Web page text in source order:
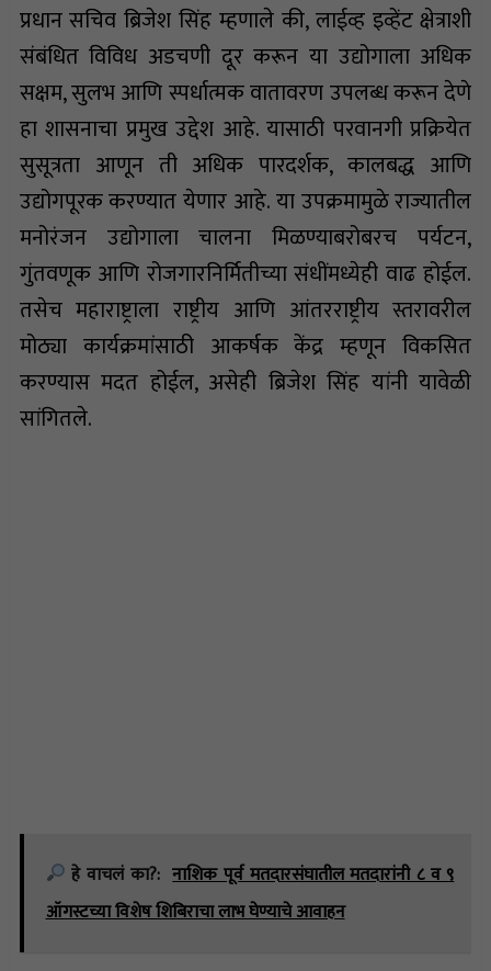
प्रधान सचिव ब्रिजेश सिंह म्हणाले की, लाईव्ह इव्हेंट क्षेत्राशी
संबंधित विविध अडचणी दूर करून या उद्योगाला अधिक
सक्षम, सुलभ आणि स्पर्धात्मक वातावरण उपलब्ध करून देणे
हा शासनाचा प्रमुख उद्देश आहे. यासाठी परवानगी प्रक्रियेत
सुसूत्रता आणून ती अधिक पारदर्शक, कालबद्ध आणि
उद्योगपूरक करण्यात येणार आहे. या उपक्रमामुळे राज्यातील
मनोरंजन उद्योगाला चालना मिळण्याबरोबरच पर्यटन,
गुंतवणूक आणि रोजगारनिर्मितीच्या संधींमध्येही वाढ होईल.
तसेच महाराष्ट्राला राष्ट्रीय आणि आंतरराष्ट्रीय स्तरावरील
मोठ्या कार्यक्रमांसाठी आकर्षक केंद्र म्हणून विकसित
करण्यास मदत होईल, असेही ब्रिजेश सिंह यांनी यावेळी
सांगितले.
हे वाचलं का?: नाशिक पूर्व मतदारसंघातील मतदारांनी ८ व ९
ऑगस्टच्या विशेष शिबिराचा लाभ घेण्याचे आवाहन